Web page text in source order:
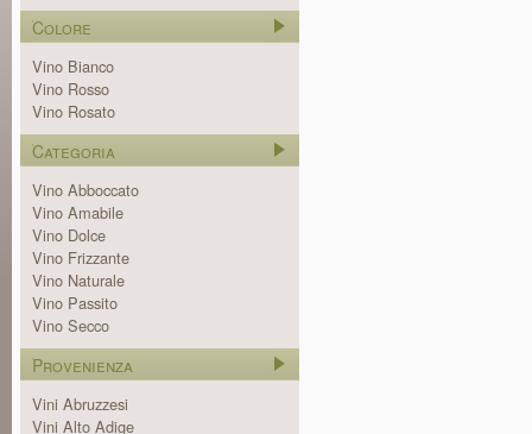
Colore
Vino Bianco
Vino Rosso
Vino Rosato
Categoria
Vino Abboccato
Vino Amabile
Vino Dolce
Vino Frizzante
Vino Naturale
Vino Passito
Vino Secco
Provenienza
Vini Abruzzesi
Vini Alto Adige